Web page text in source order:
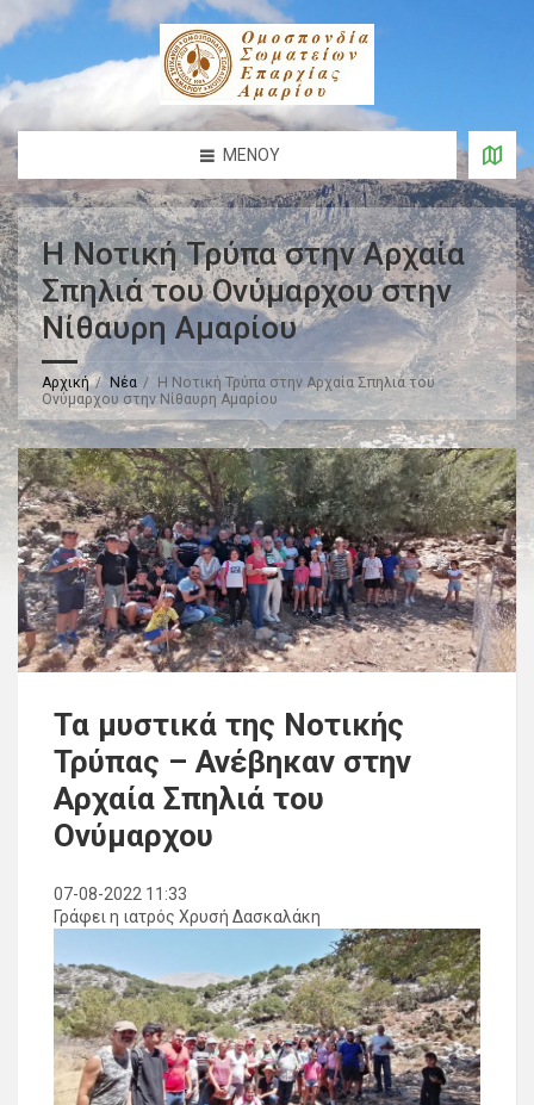
ΜΕΝΟΎ
Η Νοτική Τρύπα στην Αρχαία
Σπηλιά του Ονύμαρχου στην
Νίθαυρη Αμαρίου
Αρχική Νέα
Η Νοτική Τρύπα στην Αρχαία Σπηλιά του
Ονύμαρχου στην Νίθαυρη Αμαρίου
Τα μυστικά της Νοτικής
Τρύπας – Ανέβηκαν στην
Αρχαία Σπηλιά του
Ονύμαρχου
07-08-2022 11:33
Γράφει η ιατρός Χρυσή Δασκαλάκη